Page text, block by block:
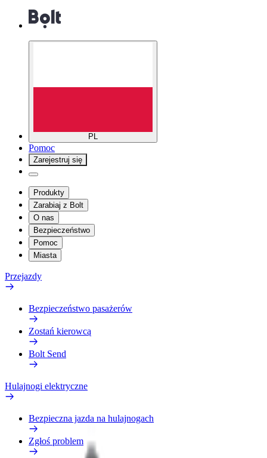
PL
Pomoc
Zarejestruj się
Produkty
Zarabiaj z Bolt
O nas
Bezpieczeństwo
Pomoc
Miasta
Przejazdy
Bezpieczeństwo pasażerów
Zostań kierowcą
Bolt Send
Hulajnogi elektryczne
Bezpieczna jazda na hulajnogach
Zgłoś problem